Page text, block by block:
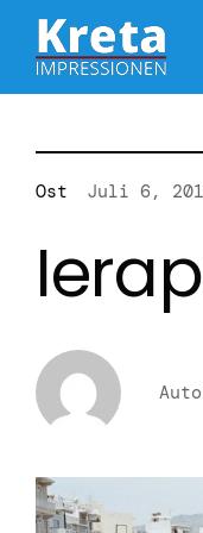
Zum
Inhalt
springen
Ost Juli 6,